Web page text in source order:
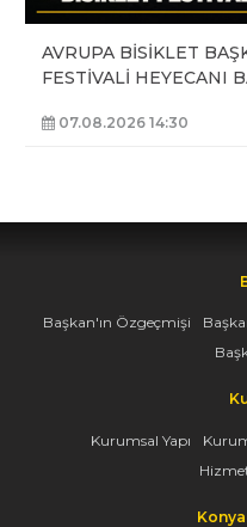
AVRUPA BİSİKLET
FESTİVALİ HEYECANI
07.08.2026 14:30
Başkan'ın Özgeçmişi
Kurumsal Yapı